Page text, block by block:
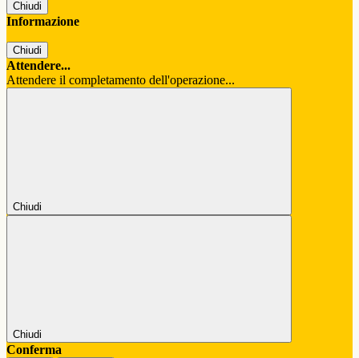
Chiudi
Informazione
Chiudi
Attendere...
Attendere il completamento dell'operazione...
Chiudi
Chiudi
Conferma